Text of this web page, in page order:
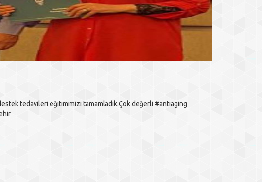
tedavileri eğitimimizi tamamladık.Çok değerli #antiaging